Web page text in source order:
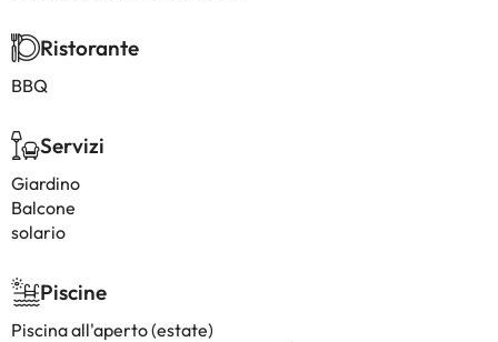
Ristorante
BBQ
Servizi
Giardino
Balcone
solario
Piscine
Piscina all'aperto (estate)